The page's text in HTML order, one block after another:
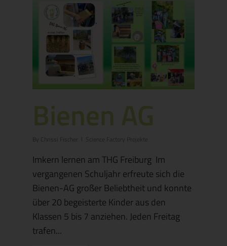
Bienen AG
By
Imkern lernen am THG Freiburg Im
vergangenen Schuljahr erfreute sich die
Bienen-AG großer Beliebtheit und konnte
über 20 begeisterte Kinder aus den
Klassen 5 bis 7 anziehen. Jeden Freitag
trafen...